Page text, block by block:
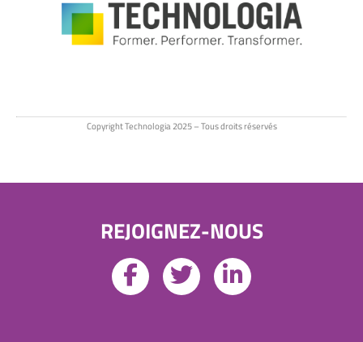
Copyright Technologia 2025 – Tous droits réservés
REJOIGNEZ-NOUS